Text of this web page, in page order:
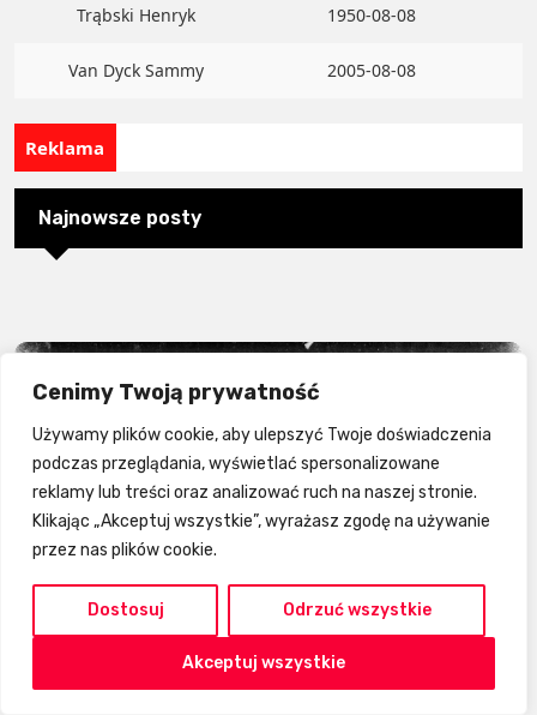
Cenimy Twoją prywatność
Używamy plików cookie, aby ulepszyć Twoje doświadczenia
podczas przeglądania, wyświetlać spersonalizowane
reklamy lub treści oraz analizować ruch na naszej stronie.
Klikając „Akceptuj wszystkie”, wyrażasz zgodę na używanie
przez nas plików cookie.
Dostosuj Odrzuć wszystkie
Akceptuj wszystkie
Trąbski Henryk 1950-08-08
Van Dyck Sammy 2005-08-08
Reklama
Najnowsze posty
Tabele